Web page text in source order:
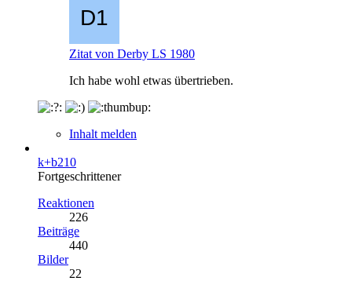
Zitat von Derby LS 1980
Ich habe wohl etwas übertrieben.
Inhalt melden
k+b210
Fortgeschrittener
Reaktionen
226
Beiträge
440
Bilder
22